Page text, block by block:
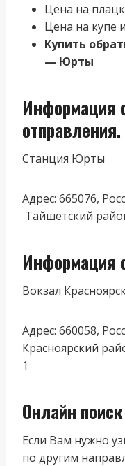
Цена на
Цена на купе
Купить
— Юрты
Информация
отправления.
Станция Юрты
Адрес: 665076,
Тайшетский
Информация
Вокзал
Адрес: 660058,
Красноярский
1
Онлайн
Если Вам нужно
по другим